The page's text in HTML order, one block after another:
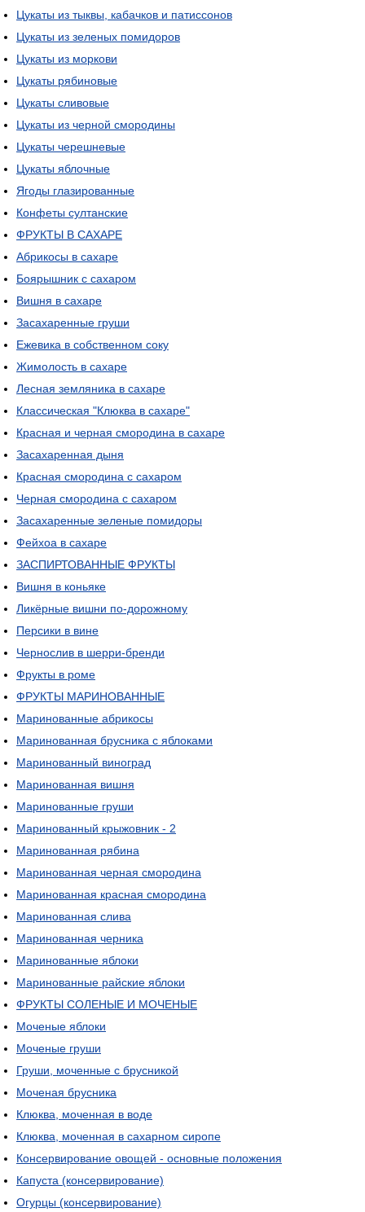
Цукаты из тыквы, кабачков и патиссонов
Цукаты из зеленых помидоров
Цукаты из моркови
Цукаты рябиновые
Цукаты сливовые
Цукаты из черной смородины
Цукаты черешневые
Цукаты яблочные
Ягоды глазированные
Конфеты султанские
ФРУКТЫ В САХАРЕ
Абрикосы в сахаре
Боярышник с сахаром
Вишня в сахаре
Засахаренные груши
Ежевика в собственном соку
Жимолость в сахаре
Лесная земляника в сахаре
Классическая "Клюква в сахаре"
Красная и черная смородина в сахаре
Засахаренная дыня
Красная смородина с сахаром
Черная смородина с сахаром
Засахаренные зеленые помидоры
Фейхоа в сахаре
ЗАСПИРТОВАННЫЕ ФРУКТЫ
Вишня в коньяке
Ликёрные вишни по-дорожному
Персики в вине
Чернослив в шерри-бренди
Фрукты в роме
ФРУКТЫ МАРИНОВАННЫЕ
Маринованные абрикосы
Маринованная брусника с яблоками
Маринованный виноград
Маринованная вишня
Маринованные груши
Маринованный крыжовник - 2
Маринованная рябина
Маринованная черная смородина
Маринованная красная смородина
Маринованная слива
Маринованная черника
Маринованные яблоки
Маринованные райские яблоки
ФРУКТЫ СОЛЕНЫЕ И МОЧЕНЫЕ
Моченые яблоки
Моченые груши
Груши, моченные с брусникой
Моченая брусника
Клюква, моченная в воде
Клюква, моченная в сахарном сиропе
Консервирование овощей - основные положения
Капуста (консервирование)
Огурцы (консервирование)